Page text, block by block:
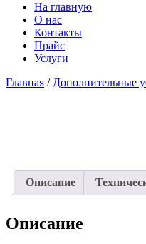
На главную
О нас
Контакты
Прайс
Услуги
Главная / Дополнительные
Описание
Описание